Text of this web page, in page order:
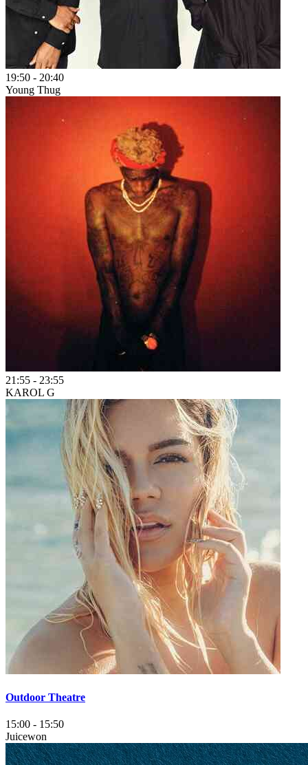
19:50 - 20:40
Young Thug
21:55 - 23:55
KAROL G
Outdoor Theatre
15:00 - 15:50
Juicewon